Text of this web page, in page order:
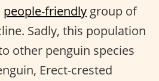
people-friendly group of
Sadly, this population
other penguin species
Erect-crested